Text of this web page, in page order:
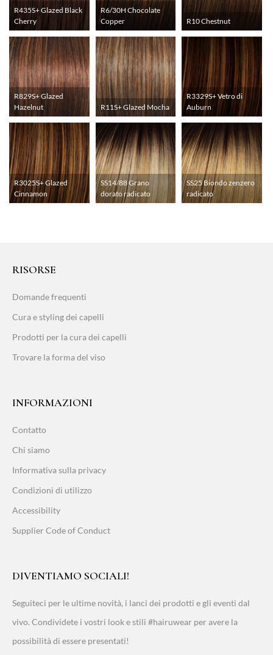
R435S+ Glazed Black
Cherry
R6/30H Chocolate
Copper
R10 Chestnut
R829S+ Glazed
Hazelnut
R11S+ Glazed Mocha
R3329S+ Vetro di
Auburn
R3025S+ Glazed
Cinnamon
SS14/88 Grano
dorato radicato
SS25 Biondo zenzero
radicato
RISORSE
Domande frequenti
Cura e styling dei capelli
Prodotti per la cura dei capelli
Trovare la forma del viso
INFORMAZIONI
Contatto
Chi siamo
Informativa sulla privacy
Condizioni di utilizzo
Accessibility
Supplier Code of Conduct
DIVENTIAMO SOCIALI!
Seguiteci per le ultime novità, i lanci dei prodotti e gli eventi dal
vivo. Condividete i vostri look e stili #hairuwear per avere la
possibilità di essere presentati!